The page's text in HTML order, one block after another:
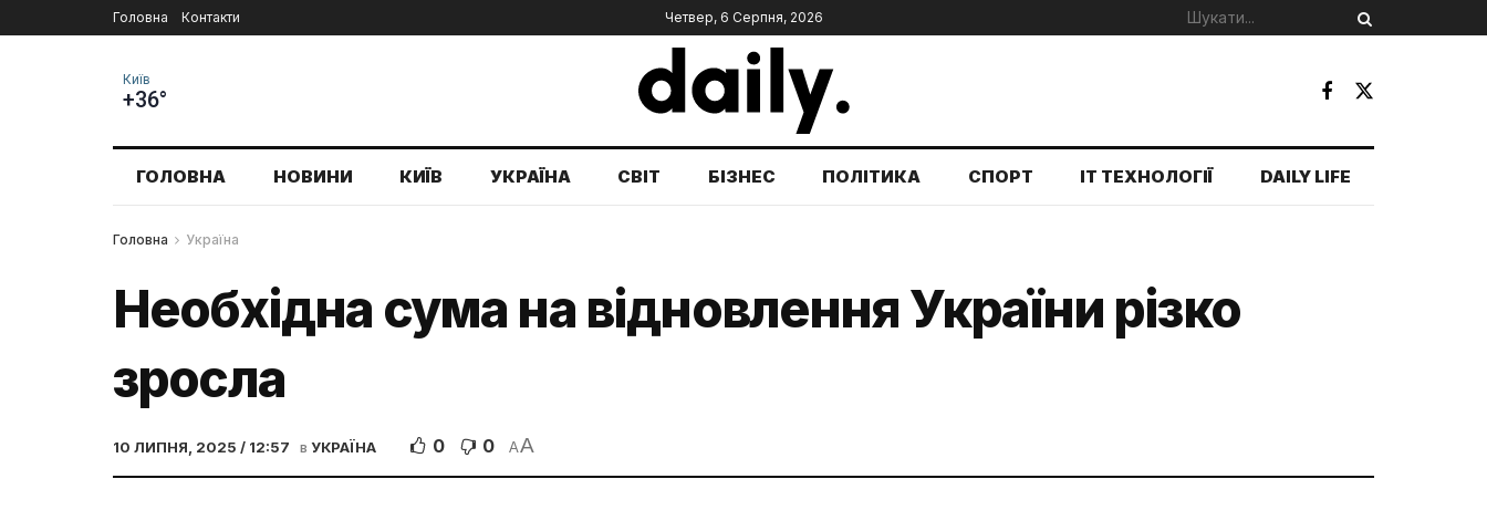
Головна Контакти Четвер, 6 Серпня, 2026
Київ
+36°
ГОЛОВНА НОВИНИ КИЇВ УКРАЇНА СВІТ БІЗНЕС ПОЛІТИКА СПОРТ IT ТЕХНОЛОГІЇ DAILY LIFE
Головна Україна
Необхідна сума на відновлення України різко
зросла
10 ЛИПНЯ, 2025 / 12:57 в УКРАЇНА 0 0 AA